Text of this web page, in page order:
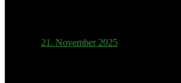
21. November 2025